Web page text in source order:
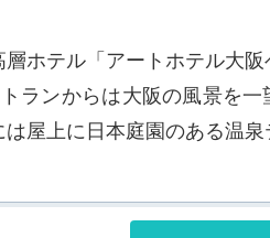
ホテル「アートホテル大
ランからは大阪の風景を
屋上に日本庭園のある温